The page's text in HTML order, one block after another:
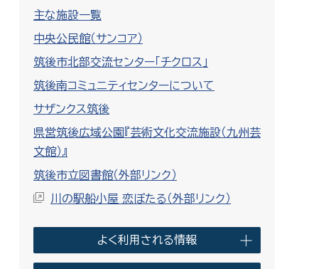
主な施設一覧
中央公民館（サンコア）
筑後市北部交流センター「チクロス」
筑後南コミュニティセンターについて
サザンクス筑後
県営筑後広域公園『芸術文化交流施設（九州芸
文館）』
筑後市立図書館（外部リンク）
川の駅船小屋 恋ぼたる（外部リンク）
よく利用される情報